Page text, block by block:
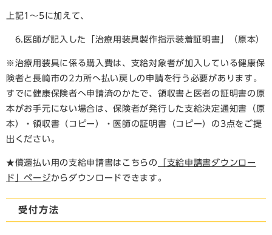
上記1～5に加えて、
6.医師が記入した「治療用装具製作指示装着証明書」（原本）
※治療用装具に係る購入費は、支給対象者が加入している健康保
険者と長崎市の2カ所へ払い戻しの申請を行う必要があります。
すでに健康保険者へ申請済のかたで、領収書と医者の証明書の原
本がお手元にない場合は、保険者が発行した支給決定通知書（原
本）・領収書（コピー）・医師の証明書（コピー）の3点をご提
出ください。
​​★償還払い用の支給申請書はこちらの
「支給申請書ダウンロー
ド」ページからダウンロードできます。
受付方法